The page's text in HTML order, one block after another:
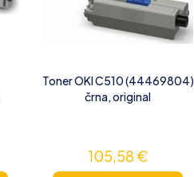
Toner OKI C510 (44469804)
črna, original
105,58 €